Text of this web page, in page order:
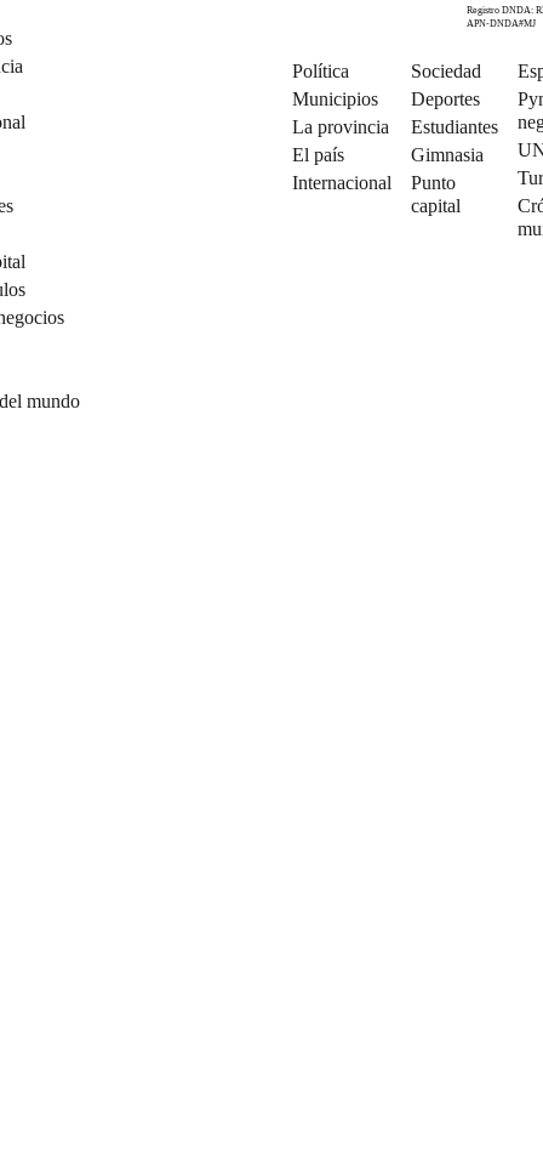
mundo
Registro DNDA:
APN-DNDA#MJ
Política
Municipios
La provincia
El país
Internacional
Sociedad
Deportes
Estudiantes
Gimnasia
Punto
capital